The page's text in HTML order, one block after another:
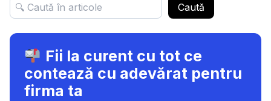
Caută
Fii la curent cu tot ce
contează cu adevărat pentru
firma ta